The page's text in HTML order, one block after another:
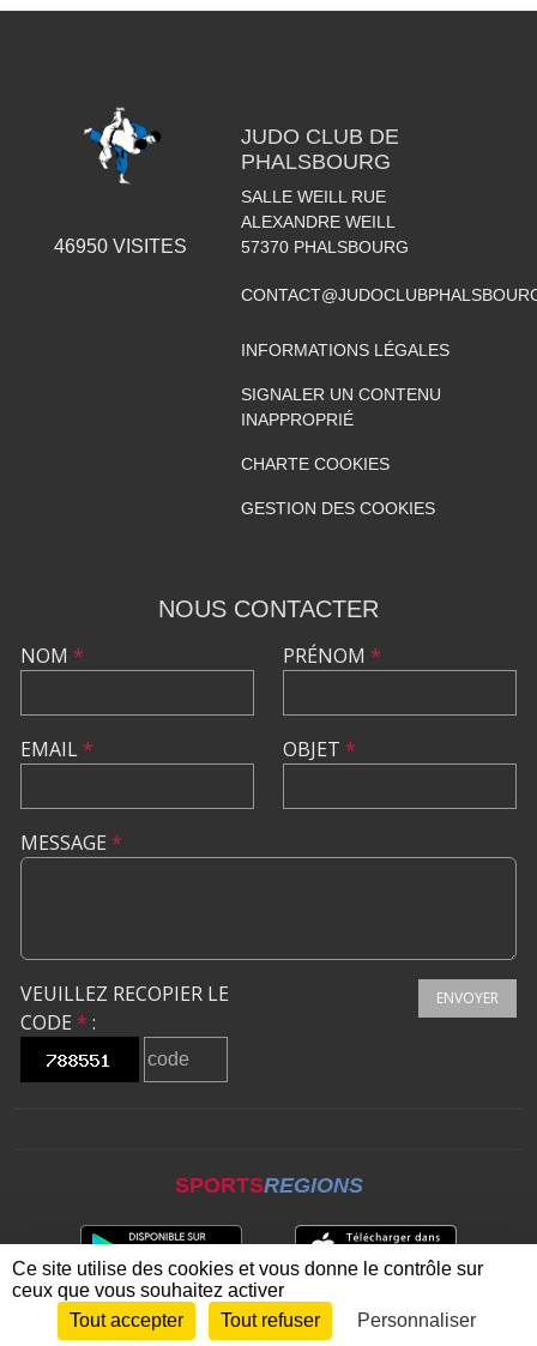
46950VISITES
JUDO CLUB DE
PHALSBOURG
SALLE WEILL RUE
ALEXANDRE WEILL
57370 PHALSBOURG
INFORMATIONS LÉGALES
SIGNALER UN CONTENU
INAPPROPRIÉ
CHARTE COOKIES
GESTION DES COOKIES
NOUS CONTACTER
NOM *
EMAIL*
PRÉNOM *
OBJET *
MESSAGE *
VEUILLEZ RECOPIER LE
CODE * :
ENVOYER
SPORTSREGIONS
Envie de participer ? CONNEXION
Ce site utilise des cookies et vous donne le contrôle sur
ceux que vous souhaitez activer
Tout accepter
Tout refuser Personnaliser